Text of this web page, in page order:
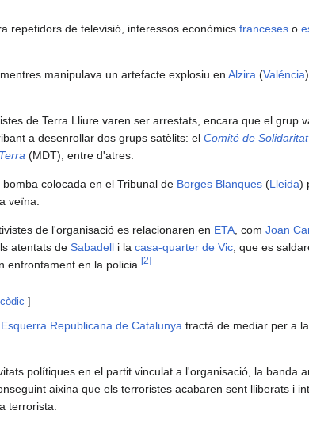
repetidors de televisió, interessos econòmics franceses o
mentres manipulava un artefacte explosiu en Alzira (Valéncia
de Terra Lliure varen ser arrestats, encara que el grup
a desenrollar dos grups satèlits: el Comité de
(MDT), entre d'atres.
colocada en el Tribunal de Borges Blanques (Lleida)
veïna.
de l'organisació es relacionaren en ETA , com Joan
atentats de Sabadell i la casa-quarter de Vic , que es
enfrontament en la policia. [2]
]
Esquerra Republicana de Catalunya tractà de mediar per a
polítiques en el partit vinculat a l'organisació, la banda
aixina que els terroristes acabaren sent lliberats i
terrorista.